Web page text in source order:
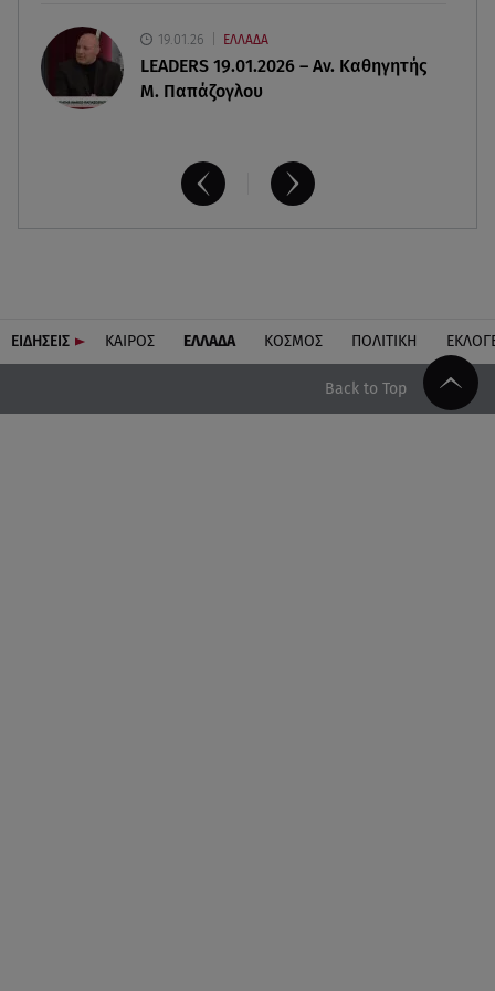
19.01.26 ΕΛΛΑΔΑ
LEADERS 19.01.2026 – Αν. Καθηγητής
Μ. Παπάζογλου
ΕΙΔΗΣΕΙΣ ΚΑΙΡΟΣ ΕΛΛΑΔΑ ΚΟΣΜΟΣ ΠΟΛΙΤΙΚΗ
Back to Top